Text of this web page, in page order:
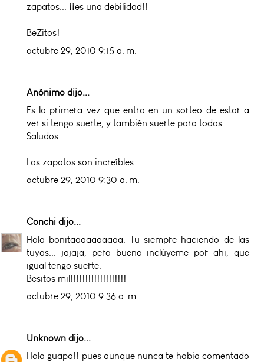
zapatos... ¡¡es una debilidad!!
BeZitos!
octubre 29, 2010 9:15 a. m.
Anónimo dijo...
Es la primera vez que entro en un sorteo de estor a
ver si tengo suerte, y también suerte para todas ....
Saludos
Los zapatos son increíbles ....
octubre 29, 2010 9:30 a. m.
Conchi dijo...
Hola bonitaaaaaaaaaa. Tu siempre haciendo de las
tuyas... jajaja, pero bueno inclúyeme por ahi, que
igual tengo suerte.
Besitos mil!!!!!!!!!!!!!!!!!!!
octubre 29, 2010 9:36 a. m.
Unknown dijo...
Hola guapa!! pues aunque nunca te habia comentado